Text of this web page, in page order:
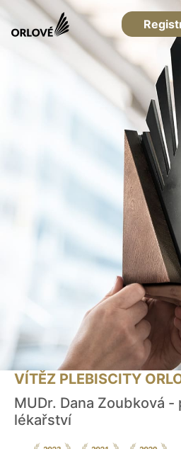
VÍTĚZ PLEBISCITY
MUDr. Dana Zoubková
lékařství